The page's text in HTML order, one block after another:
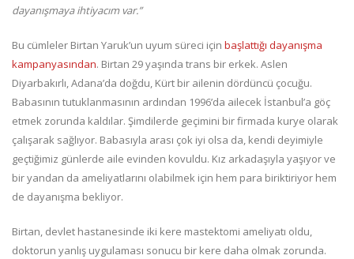
dayanışmaya ihtiyacım var.”
Bu cümleler Birtan Yaruk’un uyum süreci için başlattığı dayanışma
kampanyasından. Birtan 29 yaşında trans bir erkek. Aslen
Diyarbakırlı, Adana’da doğdu, Kürt bir ailenin dördüncü çocuğu.
Babasının tutuklanmasının ardından 1996’da ailecek İstanbul’a göç
etmek zorunda kaldılar. Şimdilerde geçimini bir firmada kurye olarak
çalışarak sağlıyor. Babasıyla arası çok iyi olsa da, kendi deyimiyle
geçtiğimiz günlerde aile evinden kovuldu. Kız arkadaşıyla yaşıyor ve
bir yandan da ameliyatlarını olabilmek için hem para biriktiriyor hem
de dayanışma bekliyor.
Birtan, devlet hastanesinde iki kere mastektomi ameliyatı oldu,
doktorun yanlış uygulaması sonucu bir kere daha olmak zorunda.